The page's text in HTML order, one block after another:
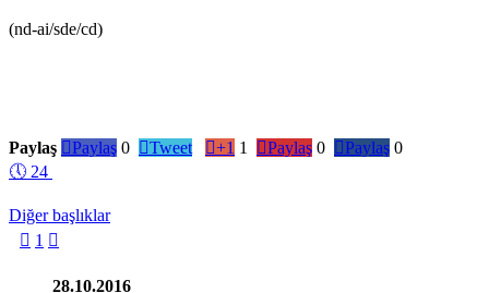
(nd-ai/sde/cd)
Paylaş Paylaş 0 Tweet +1 1 Paylaş 0 Paylaş 0
🕔 24
Diğer başlıklar
 1 
28.10.2016